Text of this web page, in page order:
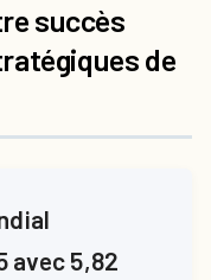
succès
de
avec5,82